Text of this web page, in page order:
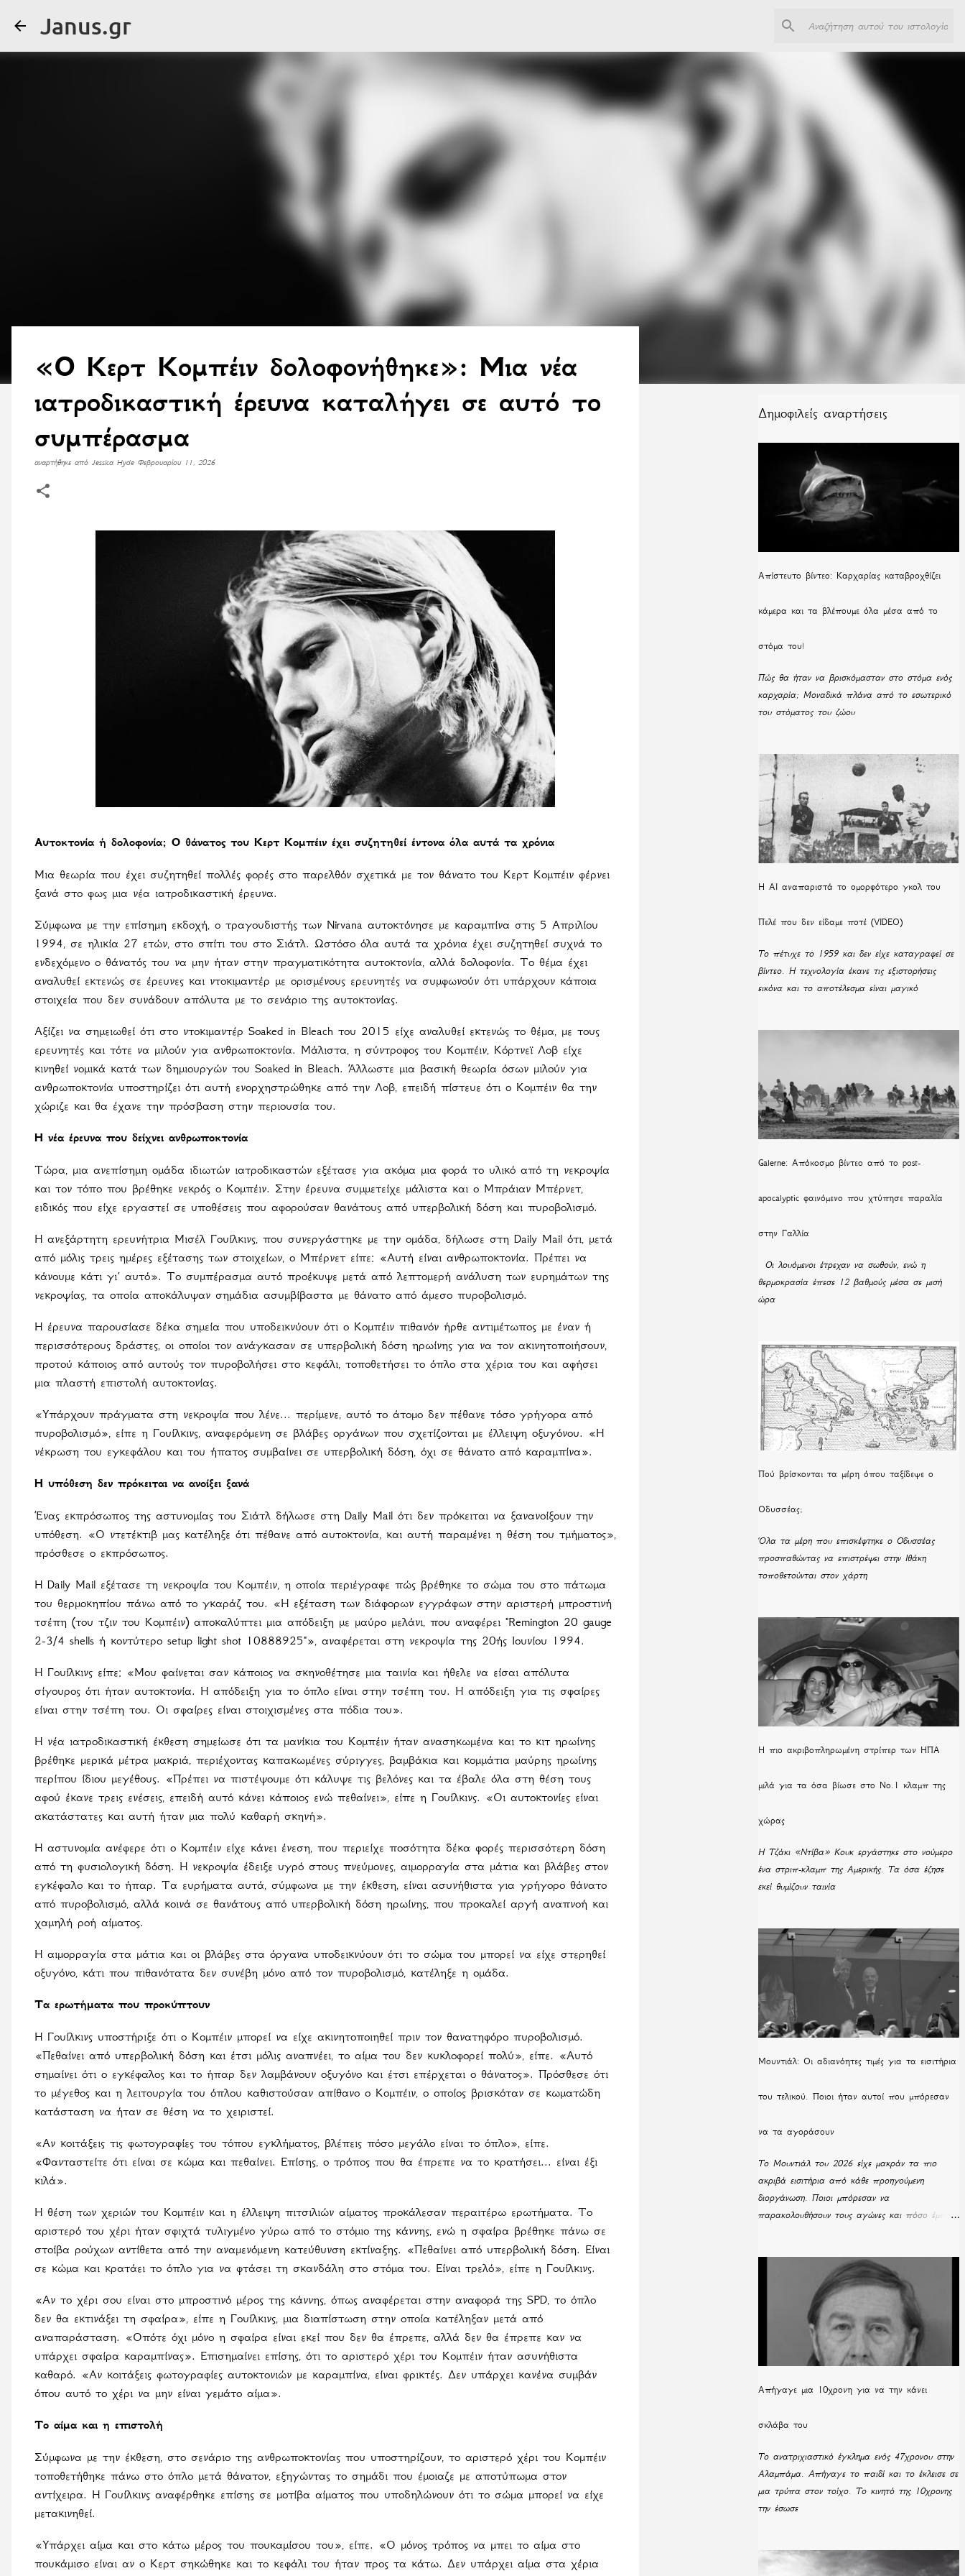
Janus.gr
«Ο Κερτ Κομπέιν δολοφονήθηκε»: Μια νέα
ιατροδικαστική έρευνα καταλήγει σε αυτό το
συμπέρασμα
αναρτήθηκε από Jessica Hyde Φεβρουαρίου 11, 2026
Αυτοκτονία ή δολοφονία; Ο θάνατος του Κερτ Κομπέιν έχει συζητηθεί έντονα όλα αυτά τα χρόνια
Μια θεωρία που έχει συζητηθεί πολλές φορές στο παρελθόν σχετικά με τον θάνατο του Κερτ Κομπέιν φέρνει
ξανά στο φως μια νέα ιατροδικαστική έρευνα.
Σύμφωνα με την επίσημη εκδοχή, ο τραγουδιστής των Nirvana αυτοκτόνησε με καραμπίνα στις 5 Απριλίου
1994, σε ηλικία 27 ετών, στο σπίτι του στο Σιάτλ. Ωστόσο όλα αυτά τα χρόνια έχει συζητηθεί συχνά το
ενδεχόμενο ο θάνατός του να μην ήταν στην πραγματικότητα αυτοκτονία, αλλά δολοφονία. Το θέμα έχει
αναλυθεί εκτενώς σε έρευνες και ντοκιμαντέρ με ορισμένους ερευνητές να συμφωνούν ότι υπάρχουν κάποια
στοιχεία που δεν συνάδουν απόλυτα με το σενάριο της αυτοκτονίας.
Αξίζει να σημειωθεί ότι στο ντοκιμαντέρ Soaked in Bleach του 2015 είχε αναλυθεί εκτενώς το θέμα, με τους
ερευνητές και τότε να μιλούν για ανθρωποκτονία. Μάλιστα, η σύντροφος του Κομπέιν, Κόρτνεϊ Λοβ είχε
κινηθεί νομικά κατά των δημιουργών του Soaked in Bleach. Άλλωστε μια βασική θεωρία όσων μιλούν για
ανθρωποκτονία υποστηρίζει ότι αυτή ενορχηστρώθηκε από την Λοβ, επειδή πίστευε ότι ο Κομπέιν θα την
χώριζε και θα έχανε την πρόσβαση στην περιουσία του.
Η νέα έρευνα που δείχνει ανθρωποκτονία
Τώρα, μια ανεπίσημη ομάδα ιδιωτών ιατροδικαστών εξέτασε για ακόμα μια φορά το υλικό από τη νεκροψία
και τον τόπο που βρέθηκε νεκρός ο Κομπέιν. Στην έρευνα συμμετείχε μάλιστα και ο Μπράιαν Μπέρνετ,
ειδικός που είχε εργαστεί σε υποθέσεις που αφορούσαν θανάτους από υπερβολική δόση και πυροβολισμό.
Η ανεξάρτητη ερευνήτρια Μισέλ Γουίλκινς, που συνεργάστηκε με την ομάδα, δήλωσε στη Daily Mail ότι, μετά
από μόλις τρεις ημέρες εξέτασης των στοιχείων, ο Μπέρνετ είπε: «Αυτή είναι ανθρωποκτονία. Πρέπει να
κάνουμε κάτι γι’ αυτό». Το συμπέρασμα αυτό προέκυψε μετά από λεπτομερή ανάλυση των ευρημάτων της
νεκροψίας, τα οποία αποκάλυψαν σημάδια ασυμβίβαστα με θάνατο από άμεσο πυροβολισμό.
Η έρευνα παρουσίασε δέκα σημεία που υποδεικνύουν ότι ο Κομπέιν πιθανόν ήρθε αντιμέτωπος με έναν ή
περισσότερους δράστες, οι οποίοι τον ανάγκασαν σε υπερβολική δόση ηρωίνης για να τον ακινητοποιήσουν,
προτού κάποιος από αυτούς τον πυροβολήσει στο κεφάλι, τοποθετήσει το όπλο στα χέρια του και αφήσει
μια πλαστή επιστολή αυτοκτονίας.
«Υπάρχουν πράγματα στη νεκροψία που λένε... περίμενε, αυτό το άτομο δεν πέθανε τόσο γρήγορα από
πυροβολισμό», είπε η Γουίλκινς, αναφερόμενη σε βλάβες οργάνων που σχετίζονται με έλλειψη οξυγόνου. «Η
νέκρωση του εγκεφάλου και του ήπατος συμβαίνει σε υπερβολική δόση, όχι σε θάνατο από καραμπίνα».
Η υπόθεση δεν πρόκειται να ανοίξει ξανά
Ένας εκπρόσωπος της αστυνομίας του Σιάτλ δήλωσε στη Daily Mail ότι δεν πρόκειται να ξανανοίξουν την
υπόθεση. «Ο ντετέκτιβ μας κατέληξε ότι πέθανε από αυτοκτονία, και αυτή παραμένει η θέση του τμήματος»,
πρόσθεσε ο εκπρόσωπος.
Η Daily Mail εξέτασε τη νεκροψία του Κομπέιν, η οποία περιέγραφε πώς βρέθηκε το σώμα του στο πάτωμα
του θερμοκηπίου πάνω από το γκαράζ του. «Η εξέταση των διάφορων εγγράφων στην αριστερή μπροστινή
τσέπη (του τζιν του Κομπέιν) αποκαλύπτει μια απόδειξη με μαύρο μελάνι, που αναφέρει "Remington 20 gauge
2-3/4 shells ή κοντύτερο setup light shot 10888925"», αναφέρεται στη νεκροψία της 20ής Ιουνίου 1994.
Η Γουίλκινς είπε: «Μου φαίνεται σαν κάποιος να σκηνοθέτησε μια ταινία και ήθελε να είσαι απόλυτα
σίγουρος ότι ήταν αυτοκτονία. Η απόδειξη για το όπλο είναι στην τσέπη του. Η απόδειξη για τις σφαίρες
είναι στην τσέπη του. Οι σφαίρες είναι στοιχισμένες στα πόδια του».
Η νέα ιατροδικαστική έκθεση σημείωσε ότι τα μανίκια του Κομπέιν ήταν ανασηκωμένα και το κιτ ηρωίνης
βρέθηκε μερικά μέτρα μακριά, περιέχοντας καπακωμένες σύριγγες, βαμβάκια και κομμάτια μαύρης ηρωίνης
περίπου ίδιου μεγέθους. «Πρέπει να πιστέψουμε ότι κάλυψε τις βελόνες και τα έβαλε όλα στη θέση τους
αφού έκανε τρεις ενέσεις, επειδή αυτό κάνει κάποιος ενώ πεθαίνει», είπε η Γουίλκινς. «Οι αυτοκτονίες είναι
ακατάστατες και αυτή ήταν μια πολύ καθαρή σκηνή».
Η αστυνομία ανέφερε ότι ο Κομπέιν είχε κάνει ένεση, που περιείχε ποσότητα δέκα φορές περισσότερη δόση
από τη φυσιολογική δόση. Η νεκροψία έδειξε υγρό στους πνεύμονες, αιμορραγία στα μάτια και βλάβες στον
εγκέφαλο και το ήπαρ. Τα ευρήματα αυτά, σύμφωνα με την έκθεση, είναι ασυνήθιστα για γρήγορο θάνατο
από πυροβολισμό, αλλά κοινά σε θανάτους από υπερβολική δόση ηρωίνης, που προκαλεί αργή αναπνοή και
χαμηλή ροή αίματος.
Η αιμορραγία στα μάτια και οι βλάβες στα όργανα υποδεικνύουν ότι το σώμα του μπορεί να είχε στερηθεί
οξυγόνο, κάτι που πιθανότατα δεν συνέβη μόνο από τον πυροβολισμό, κατέληξε η ομάδα.
Τα ερωτήματα που προκύπτουν
Η Γουίλκινς υποστήριξε ότι ο Κομπέιν μπορεί να είχε ακινητοποιηθεί πριν τον θανατηφόρο πυροβολισμό.
«Πεθαίνει από υπερβολική δόση και έτσι μόλις αναπνέει, το αίμα του δεν κυκλοφορεί πολύ», είπε. «Αυτό
σημαίνει ότι ο εγκέφαλος και το ήπαρ δεν λαμβάνουν οξυγόνο και έτσι επέρχεται ο θάνατος». Πρόσθεσε ότι
το μέγεθος και η λειτουργία του όπλου καθιστούσαν απίθανο ο Κομπέιν, ο οποίος βρισκόταν σε κωματώδη
κατάσταση να ήταν σε θέση να το χειριστεί.
«Αν κοιτάξεις τις φωτογραφίες του τόπου εγκλήματος, βλέπεις πόσο μεγάλο είναι το όπλο», είπε.
«Φανταστείτε ότι είναι σε κώμα και πεθαίνει. Επίσης, ο τρόπος που θα έπρεπε να το κρατήσει... είναι έξι
κιλά».
Η θέση των χεριών του Κομπέιν και η έλλειψη πιτσιλιών αίματος προκάλεσαν περαιτέρω ερωτήματα. Το
αριστερό του χέρι ήταν σφιχτά τυλιγμένο γύρω από το στόμιο της κάννης, ενώ η σφαίρα βρέθηκε πάνω σε
στοίβα ρούχων αντίθετα από την αναμενόμενη κατεύθυνση εκτίναξης. «Πεθαίνει από υπερβολική δόση. Είναι
σε κώμα και κρατάει το όπλο για να φτάσει τη σκανδάλη στο στόμα του. Είναι τρελό», είπε η Γουίλκινς.
«Αν το χέρι σου είναι στο μπροστινό μέρος της κάννης, όπως αναφέρεται στην αναφορά της SPD, το όπλο
δεν θα εκτινάξει τη σφαίρα», είπε η Γουίλκινς, μια διαπίστωση στην οποία κατέληξαν μετά από
αναπαράσταση. «Οπότε όχι μόνο η σφαίρα είναι εκεί που δεν θα έπρεπε, αλλά δεν θα έπρεπε καν να
υπάρχει σφαίρα καραμπίνας». Επισημαίνει επίσης, ότι το αριστερό χέρι του Κομπέιν ήταν ασυνήθιστα
καθαρό. «Αν κοιτάξεις φωτογραφίες αυτοκτονιών με καραμπίνα, είναι φρικτές. Δεν υπάρχει κανένα συμβάν
όπου αυτό το χέρι να μην είναι γεμάτο αίμα».
Το αίμα και η επιστολή
Σύμφωνα με την έκθεση, στο σενάριο της ανθρωποκτονίας που υποστηρίζουν, το αριστερό χέρι του Κομπέιν
τοποθετήθηκε πάνω στο όπλο μετά θάνατον, εξηγώντας το σημάδι που έμοιαζε με αποτύπωμα στον
αντίχειρα. Η Γουίλκινς αναφέρθηκε επίσης σε μοτίβα αίματος που υποδηλώνουν ότι το σώμα μπορεί να είχε
μετακινηθεί.
«Υπάρχει αίμα και στο κάτω μέρος του πουκαμίσου του», είπε. «Ο μόνος τρόπος να μπει το αίμα στο
πουκάμισο είναι αν ο Κερτ σηκώθηκε και το κεφάλι του ήταν προς τα κάτω. Δεν υπάρχει αίμα στα χέρια
Δημοφιλείς αναρτήσεις
Απίστευτο βίντεο: Καρχαρίας καταβροχθίζει
κάμερα και τα βλέπουμε όλα μέσα από το
στόμα του!
Πώς θα ήταν να βρισκόμασταν στο στόμα ενός
καρχαρία; Μοναδικά πλάνα από το εσωτερικό
του στόματος του ζώου
Η ΑΙ αναπαριστά το ομορφότερο γκολ του
Πελέ που δεν είδαμε ποτέ (VIDEO)
Το πέτυχε το 1959 και δεν είχε καταγραφεί σε
βίντεο. Η τεχνολογία έκανε τις εξιστορήσεις
εικόνα και το αποτέλεσμα είναι μαγικό
Galerne: Απόκοσμο βίντεο από το post-
apocalyptic φαινόμενο που χτύπησε παραλία
στην Γαλλία
Οι λουόμενοι έτρεχαν να σωθούν, ενώ η
θερμοκρασία έπεσε 12 βαθμούς μέσα σε μισή
ώρα
Πού βρίσκονται τα μέρη όπου ταξίδεψε ο
Οδυσσέας;
Όλα τα μέρη που επισκέφτηκε ο Οδυσσέας
προσπαθώντας να επιστρέψει στην Ιθάκη
τοποθετούνται στον χάρτη
H πιο ακριβοπληρωμένη στρίπερ των ΗΠΑ
μιλά για τα όσα βίωσε στο Νο.1 κλαμπ της
χώρας
Η Τζάκι «Ντίβα» Κουκ εργάστηκε στο νούμερο
ένα στριπ-κλαμπ της Αμερικής. Τα όσα έζησε
εκεί θυμίζουν ταινία
Μουντιάλ: Οι αδιανόητες τιμές για τα εισιτήρια
του τελικού. Ποιοι ήταν αυτοί που μπόρεσαν
να τα αγοράσουν
Το Μουντιάλ του 2026 είχε μακράν τα πιο
ακριβά εισιτήρια από κάθε προηγούμενη
διοργάνωση. Ποιοι μπόρεσαν να
παρακολουθήσουν τους αγώνες και πόσο έμειναν
Απήγαγε μια 10χρονη για να την κάνει
σκλάβα του
Το ανατριχιαστικό έγκλημα ενός 47χρονου στην
Αλαμπάμα. Απήγαγε το παιδί και το έκλεισε σε
μια τρύπα στον τοίχο. Το κινητό της 10χρονης
την έσωσε